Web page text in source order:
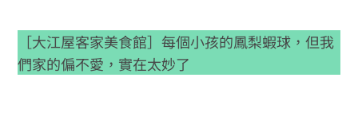
［大江屋客家美食館］每個小孩的鳳梨蝦球，但我
們家的偏不愛，實在太妙了